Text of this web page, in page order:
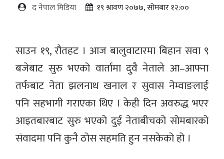
द नेपाल मिडिया १९ श्रावण २०७७, सोमबार १२:००
साउन १९, रौतहट । आज बालुवाटारमा बिहान सवा ९
बजेबाट सुरु भएको वार्तामा दुवै नेताले आ–आफ्ना
तर्फबाट नेता झलनाथ खनाल र सुवास नेम्वाङलाई
पनि सहभागी गराएका थिए । केही दिन अवरुद्ध भएर
आइतबारबाट सुरु भएको दुई नेताबीचको सोमबारको
संवादमा पनि कुनै ठोस सहमति हुन नसकेको हो ।